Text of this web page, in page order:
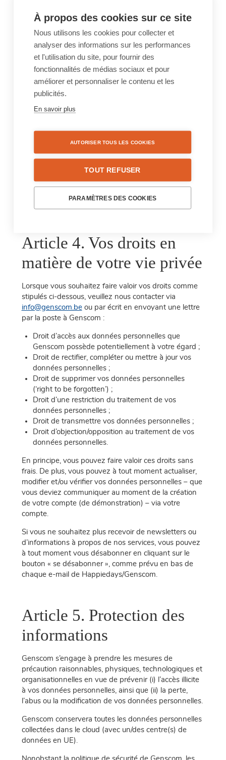
Genscom (i) a votre accord et (ii) a conclu un contrat
de traitement de données avec la partie en question,
contenant les garanties nécessaires concernant la
confidentialité et la conformité à la protection de la vie
privée de données personnelles.
Article 3. Stockage des
données personnelles
obligation légale, Genscom conservera uniquement
vos données personnelles pendant la période
nécessaire à l’obtention et la réalisation des objectifs,
Vie Privée sous ‘utilisation des données personnelles’.
Article 4. Vos droits en
matière de votre vie privée
Lorsque vous souhaitez faire valoir vos droits comme
stipulés ci-dessous, veuillez nous contacter via
info@genscom.beou par écrit en envoyant une lettre
par la poste à Genscom :
Droit d’accès aux données personnelles que
Genscom possède potentiellement à votre égard ;
Droit de rectifier, compléter ou mettre à jour vos
données personnelles ;
Droit de supprimer vos données personnelles
(‘right to be forgotten’) ;
Droit d’une restriction du traitement de vos
données personnelles ;
Droit de transmettre vos données personnelles ;
Droit d’objection/opposition au traitement de vos
données personnelles.
En principe, vous pouvez faire valoir ces droits sans
frais. De plus, vous pouvez à tout moment actualiser,
modifier et/ou vérifier vos données personnelles – que
vous deviez communiquer au moment de la création
de votre compte (de démonstration) – via votre
compte.
Si vous ne souhaitez plus recevoir de newsletters ou
d’informations à propos de nos services, vous pouvez
à tout moment vous désabonner en cliquant sur le
bouton « se désabonner », comme prévu en bas de
chaque e-mail de Happiedays/Genscom.
Article 5. Protection des
informations
Genscom s’engage à prendre les mesures de
précaution raisonnables, physiques, technologiques et
organisationnelles en vue de prévenir (i) l’accès illicite
à vos données personnelles, ainsi que (ii) la perte,
l’abus ou la modification de vos données personnelles.
Genscom conservera toutes les données personnelles
collectées dans le cloud (avec un/des centre(s) de
données en UE).
À propos des cookies sur ce site
Nous utilisons les cookies pour collecter et
analyser des informations sur les performances
et l'utilisation du site, pour fournir des
fonctionnalités de médias sociaux et pour
améliorer et personnaliser le contenu et les
publicités.
En savoir plus
AUTORISER TOUS LES COOKIES
TOUT REFUSER
PARAMÈTRES DES COOKIES